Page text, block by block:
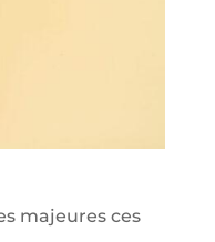
majeures ces